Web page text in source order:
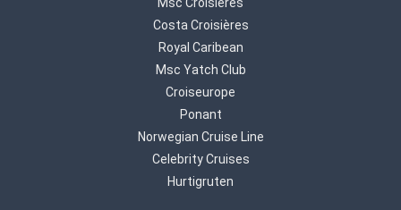
Costa Croisières
Royal Caribean
Msc Yatch Club
Croiseurope
Ponant
Norwegian Cruise Line
Celebrity Cruises
Hurtigruten